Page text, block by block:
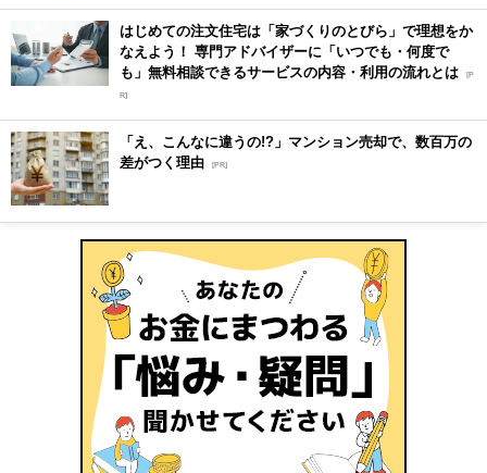
はじめての注文住宅は「家づくりのとびら」で理想をか
なえよう！ 専門アドバイザーに「いつでも・何度で
も」無料相談できるサービスの内容・利用の流れとは [P
R]
「え、こんなに違うの!?」マンション売却で、数百万の
差がつく理由 [PR]